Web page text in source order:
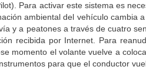
Para activar este sistema es
ambiental del vehículo cambia
y a peatones a través de cuatro
recibida por Internet. Para
momento el volante vuelve a
para que el conductor